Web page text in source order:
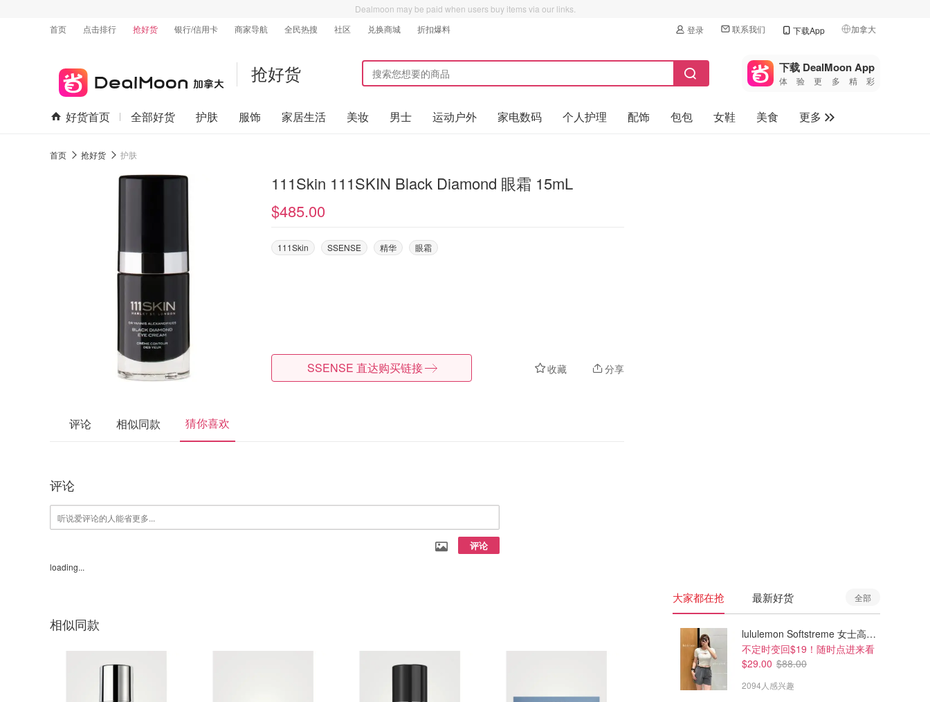
Dealmoon may be paid when users buy items via our links.
首页
点击排行 抢好货 银行/信用卡 商家导航 全民热搜 社区 兑换商城 折扣爆料 登录 联系我们 下载App 加拿大
🇺🇸
美国
🇨🇳中国
🇨🇦加拿大
抢好货 下载 DealMoon App
体验更多精彩
好货首页 全部好货 护肤 服饰 家居生活 美妆 男士 运动户外 家电数码 个人护理 配饰 包包 女鞋 美食
更多
首页 抢好货 护肤
111Skin 111SKIN Black Diamond 眼霜 15mL
$485.00
111Skin SSENSE 精华 眼霜
收藏 分享
SSENSE 直达购买链接
评论 相似同款 猜你喜欢
评论
评论
loading...
相似同款
大家都在抢 最新好货 全部
lululemon Softstreme 女士高腰短裤 10cm
不定时变回$19！随时点进来看
$29.00 $88.00
2094人感兴趣